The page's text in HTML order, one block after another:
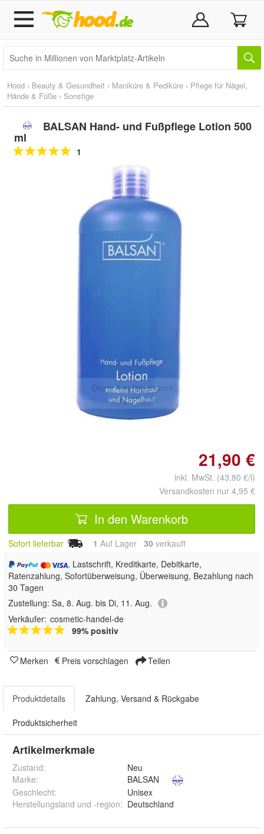
Hood › Beauty & Gesundheit › Maniküre & Pediküre › Pflege für Nägel,
Hände & Füße › Sonstige
BALSAN Hand- und Fußpflege Lotion 500
ml
1
Doppelt antippen zum
vergrößern
21,90 €
inkl. MwSt. (43,80 €/l)
Versandkosten nur 4,95 €
In den Warenkorb
Sofort lieferbar 1 Auf Lager 30 verkauft
, Lastschrift, Kreditkarte, Debitkarte,
Ratenzahlung, Sofortüberweisung, Überweisung, Bezahlung nach
30 Tagen
Zustellung: Sa, 8. Aug. bis Di, 11. Aug.
Verkäufer: cosmetic-handel-de
99% positiv
Merken Preis vorschlagen Teilen
Produktdetails Zahlung, Versand & Rückgabe
Produktsicherheit
Artikelmerkmale
Zustand:
Neu
Marke:
BALSAN
Geschlecht:
Unisex
Herstellungsland und -region: Deutschland